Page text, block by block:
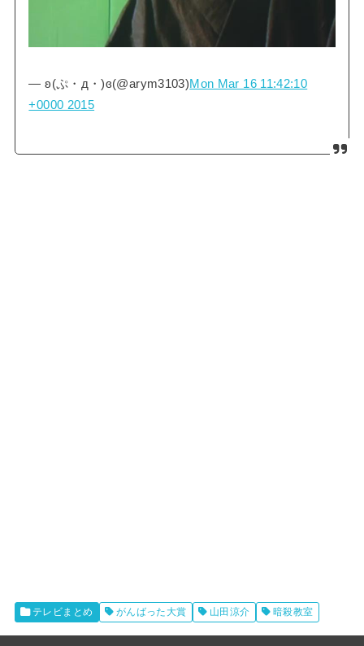
— ʚ(ぷ・д・)ɞ(@arym3103)Mon Mar 16 11:42:10
+0000 2015
テレビまとめ がんばった大賞 山田涼介 暗殺教室